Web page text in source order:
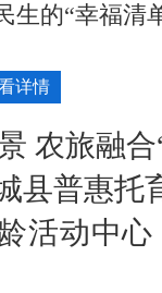
生的“幸福清
详情
农旅融合
县普惠托
活动中